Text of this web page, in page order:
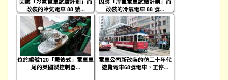
改裝的冷氣電車 88 號...
改裝的冷氣電車 88 號...
位於編號120「戰後式」電車車
尾的英國製控制器...
電車公司新改裝的仿二十年代
遊覽電車68號電車，正停...